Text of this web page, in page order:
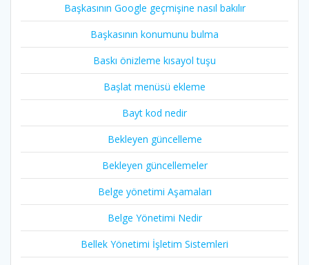
Başkasının Google geçmişine nasıl bakılır
Başkasının konumunu bulma
Baskı önizleme kısayol tuşu
Başlat menüsü ekleme
Bayt kod nedir
Bekleyen güncelleme
Bekleyen güncellemeler
Belge yönetimi Aşamaları
Belge Yönetimi Nedir
Bellek Yönetimi İşletim Sistemleri